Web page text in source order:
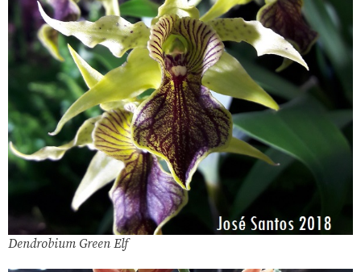
Dendrobium Green Elf